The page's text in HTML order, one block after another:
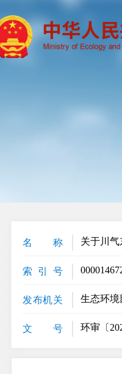
名 称 关于川
索 引 号
发布机关 生态环境
文 号 环审〔